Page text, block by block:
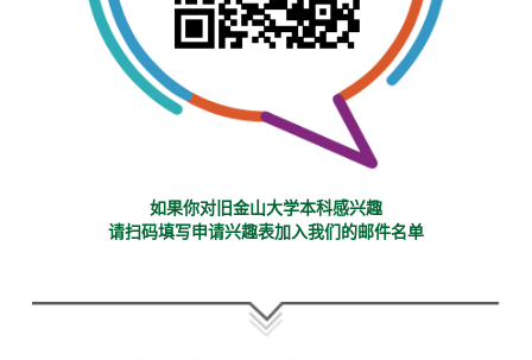
如果你对旧金山大学本科感兴趣
请扫码填写申请兴趣表加入我们的邮件名单